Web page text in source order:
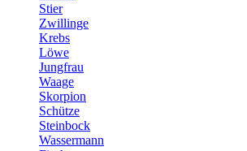
Stier
Zwillinge
Krebs
Löwe
Jungfrau
Waage
Skorpion
Schütze
Steinbock
Wassermann